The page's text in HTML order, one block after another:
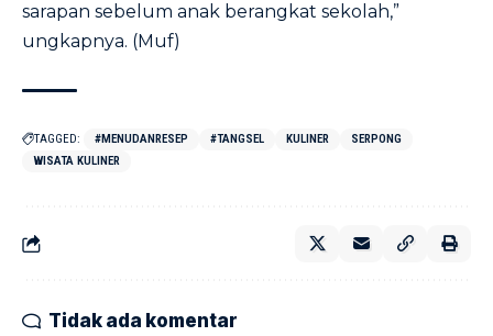
sarapan sebelum anak berangkat sekolah,”
ungkapnya. (Muf)
TAGGED: #MENUDANRESEP #TANGSEL KULINER
SERPONG
WISATA KULINER
Tidak ada komentar